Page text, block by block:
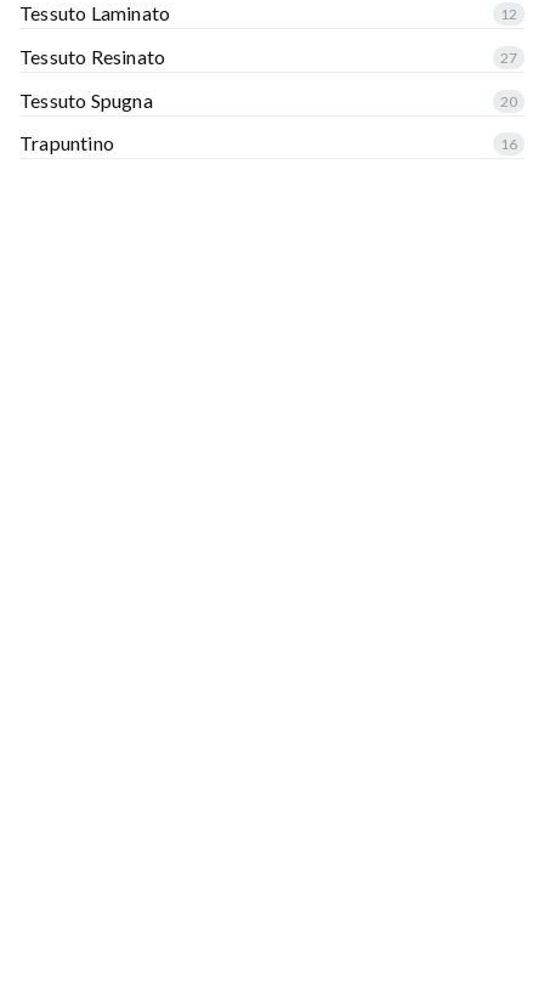
Tessuto Laminato 12
Tessuto Resinato 27
Tessuto Spugna 20
Trapuntino 16